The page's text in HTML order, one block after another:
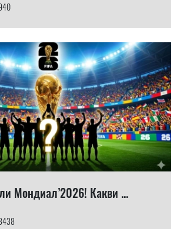
Мондиал’2026! Какви ...